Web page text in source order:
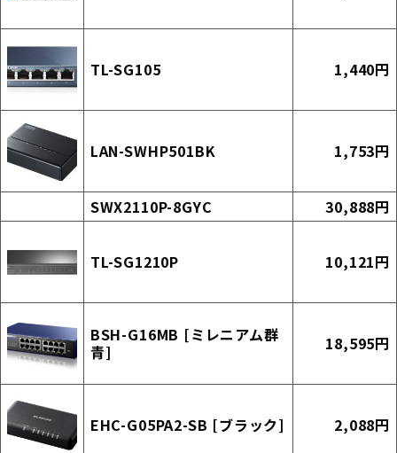
TL-SG105 1,440円
LAN-SWHP501BK 1,753円
SWX2110P-8GYC 30,888円
TL-SG1210P 10,121円
BSH-G16MB [ミレニアム群
青]
18,595円
EHC-G05PA2-SB [ブラック] 2,088円